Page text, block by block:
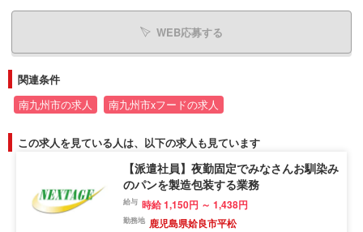
WEB応募する
関連条件
南九州市の求人 南九州市xフードの求人
この求人を見ている人は、以下の求人も見ています
【派遣社員】夜勤固定でみなさんお馴染み
のパンを製造包装する業務
給与 時給 1,150円 ～ 1,438円
勤務地 鹿児島県姶良市平松